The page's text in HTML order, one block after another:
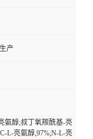
产
氨醇;叔丁氧羰酰基-亮
L-亮氨醇,97%;N-L-亮